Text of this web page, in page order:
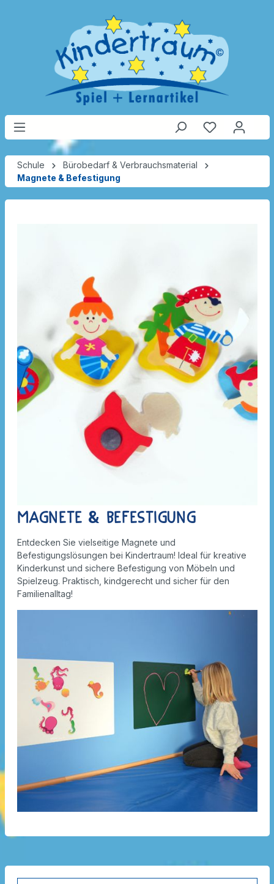
Schule
Bürobedarf & Verbrauchsmaterial
Magnete & Befestigung
Magnete & Befestigung
Entdecken Sie vielseitige Magnete und
Befestigungslösungen bei Kindertraum! Ideal für kreative
Kinderkunst und sichere Befestigung von Möbeln und
Spielzeug. Praktisch, kindgerecht und sicher für den
Familienalltag!